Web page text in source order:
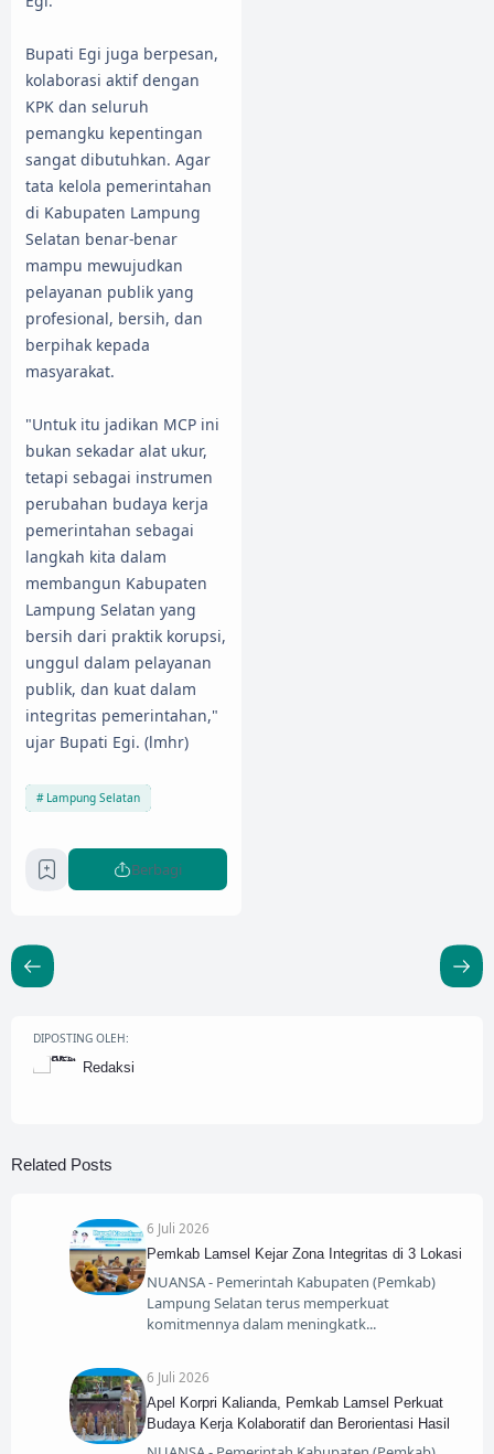
Bupati Egi juga berpesan,
kolaborasi aktif dengan
KPK dan seluruh
pemangku kepentingan
sangat dibutuhkan. Agar
tata kelola pemerintahan
di Kabupaten Lampung
Selatan benar-benar
mampu mewujudkan
pelayanan publik yang
profesional, bersih, dan
berpihak kepada
masyarakat.
"Untuk itu jadikan MCP ini
bukan sekadar alat ukur,
tetapi sebagai instrumen
perubahan budaya kerja
pemerintahan sebagai
langkah kita dalam
membangun Kabupaten
Lampung Selatan yang
bersih dari praktik korupsi,
unggul dalam pelayanan
publik, dan kuat dalam
integritas pemerintahan,"
ujar Bupati Egi. (lmhr)
Lampung Selatan
Berbagi
DIPOSTING OLEH:
Redaksi
Related Posts
6 Juli 2026
Pemkab Lamsel Kejar Zona Integritas di 3 Lokasi
NUANSA - Pemerintah Kabupaten (Pemkab)
Lampung Selatan terus memperkuat
komitmennya dalam meningkatk
6 Juli 2026
Apel Korpri Kalianda, Pemkab Lamsel Perkuat
Budaya Kerja Kolaboratif dan Berorientasi Hasil